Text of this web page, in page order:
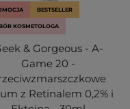
BESTSELLER
KOSMETOLOGA
& Gorgeous - A-
Game 20 -
z Retinalem 0,2% i